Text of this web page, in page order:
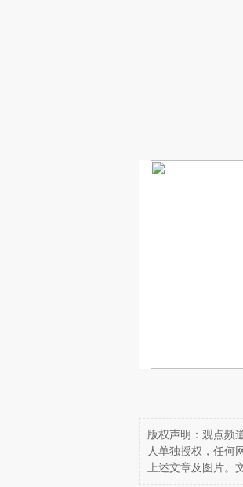
版权声明：观点频
人单独授权，任何
上述文章及图片。